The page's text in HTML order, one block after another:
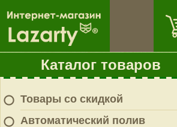
Каталог товаров
Товары со скидкой
Автоматический полив